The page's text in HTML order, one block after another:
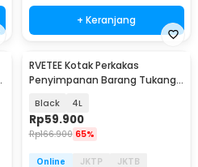
+ Keranjang
RVETEE Kotak Perkakas
Penyimpanan Barang Tukang
Black 4L
Rp59.900
Rp166.900 65%
Online JKTP
JKTB